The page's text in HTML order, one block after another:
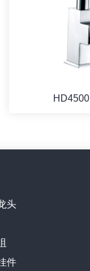
HD4500
头
件